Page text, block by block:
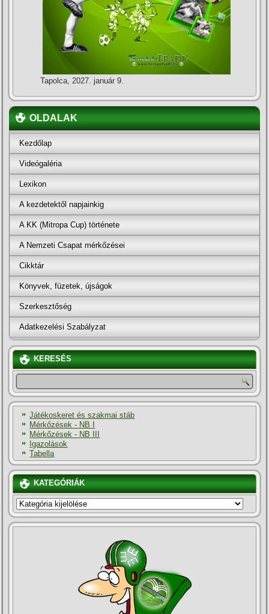
Tapolca, 2027. január 9.
OLDALAK
Kezdőlap
Videógaléria
Lexikon
A kezdetektől napjainkig
A KK (Mitropa Cup) története
A Nemzeti Csapat mérkőzései
Cikktár
Könyvek, füzetek, újságok
Szerkesztőség
Adatkezelési Szabályzat
KERESÉS
Játékoskeret és szakmai stáb
Mérkőzések - NB I
Mérkőzések - NB III
Igazolások
Tabella
KATEGÓRIÁK
KATEGÓRIÁK